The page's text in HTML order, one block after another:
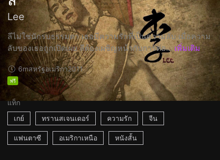
Lee
ลีไม่ใช่นักรบธรรมดา เธอมีความรักที่เป็นความลับ เมื่อความ
ลับของเธอถูกเปิดเผย ลีต้องเผชิญหน้ากับการต่อ... เพิ่มเติม
6mสหรัฐอเมริกา2011
ฟรี
แท็ก
เกย์
ทรานสเจนเดอร์ ความรัก จีน
แฟนตาซี อเมริกาเหนือ หนังสั้น